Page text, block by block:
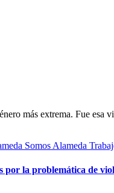
más extrema. Fue
Somos Alameda
la problemática de